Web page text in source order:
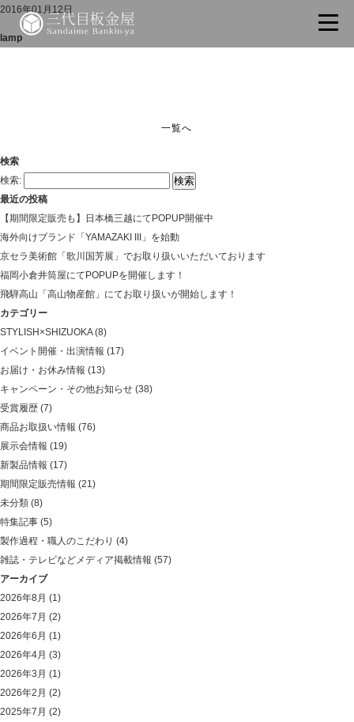
2016年01月12日
lamp
一覧へ
検索
検索:
最近の投稿
【期間限定販売も】日本橋三越にてPOPUP開催中
海外向けブランド「YAMAZAKI III」を始動
京セラ美術館「歌川国芳展」でお取り扱いいただいております
福岡小倉井筒屋にてPOPUPを開催します！
飛騨高山「高山物産館」にてお取り扱いが開始します！
カテゴリー
STYLISH×SHIZUOKA(8)
イベント開催・出演情報 (17)
お届け・お休み情報 (13)
キャンペーン・その他お知らせ (38)
受賞履歴 (7)
商品お取扱い情報 (76)
展示会情報 (19)
新製品情報 (17)
期間限定販売情報 (21)
未分類 (8)
特集記事 (5)
製作過程・職人のこだわり (4)
雑誌・テレビなどメディア掲載情報 (57)
アーカイブ
2026年8月 (1)
2026年7月 (2)
2026年6月 (1)
2026年4月 (3)
2026年3月 (1)
2026年2月 (2)
2025年7月 (2)